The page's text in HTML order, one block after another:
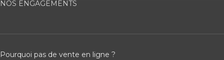
NOS ENGAGEMENTS
Pourquoi pas de vente en ligne ?